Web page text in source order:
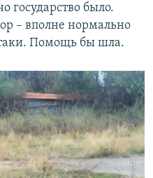
государство было.
– вполне нормально
Помощь бы шла.